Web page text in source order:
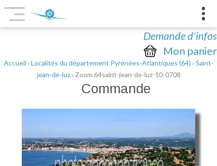
Demande d'infos
Mon panier
Accueil › Localités du département Pyrénées-Atlantiques (64) › Saint-
jean-de-luz› Zoom 64saint-jean-de-luz-10-0708
Commande